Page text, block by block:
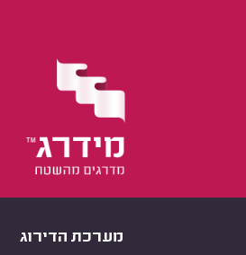
מערכת הדירוג